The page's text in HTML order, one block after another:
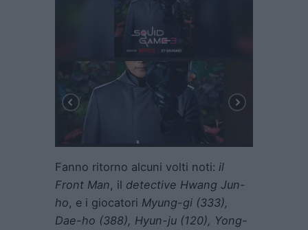
Fanno ritorno alcuni volti noti: il
Front Man, il detective Hwang Jun-
ho, e i giocatori Myung-gi (333),
Dae-ho (388), Hyun-ju (120), Yong-